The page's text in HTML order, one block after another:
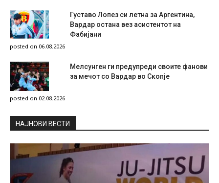
Густаво Лопез си летна за Аргентина,
Вардар остана вез асистентот на
Фабијани
posted on 06.08.2026
Мелсунген ги предупреди своите фанови
за мечот со Вардар во Скопје
posted on 02.08.2026
НAЈНОВИ ВЕСТИ